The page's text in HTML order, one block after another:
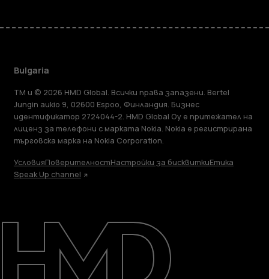
Ремонт, повторна употреба,
рециклиране
Поддръжка
Bulgaria
TM и © 2026 HMD Global. Всички права запазени. Bertel
Jungin aukio 9, 02600 Espoo, Финландия. Бизнес
идентификатор 2724044-2. HMD Global Oy е притежател на
лиценз за телефони с марката Nokia. Nokia е регистрирана
търговска марка на Nokia Corporation.
УсловияПоверителностНастройки за бисквиткиЕтика
Speak Up channel